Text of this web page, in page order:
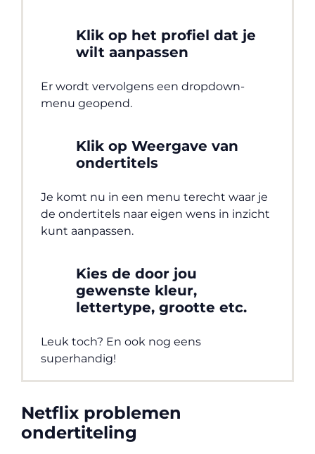
Klik op het profiel dat je
wilt aanpassen
Er wordt vervolgens een dropdown-
menu geopend.
Klik op Weergave van
ondertitels
Je komt nu in een menu terecht waar je
de ondertitels naar eigen wens in inzicht
kunt aanpassen.
Kies de door jou
gewenste kleur,
lettertype, grootte etc.
Leuk toch? En ook nog eens
superhandig!
Netflix problemen
ondertiteling